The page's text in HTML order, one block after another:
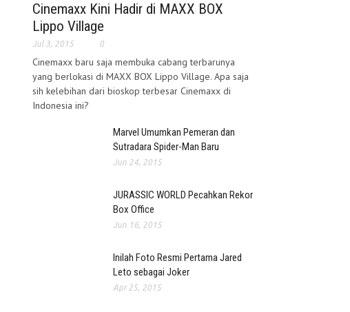
Cinemaxx Kini Hadir di MAXX BOX
Lippo Village
Jul 3, 2015 0
Cinemaxx baru saja membuka cabang terbarunya
yang berlokasi di MAXX BOX Lippo Village. Apa saja
sih kelebihan dari bioskop terbesar Cinemaxx di
Indonesia ini?
Marvel Umumkan Pemeran dan
Sutradara Spider-Man Baru
Jun 24, 2015
JURASSIC WORLD Pecahkan Rekor
Box Office
Jun 16, 2015
Inilah Foto Resmi Pertama Jared
Leto sebagai Joker
Apr 25, 2015